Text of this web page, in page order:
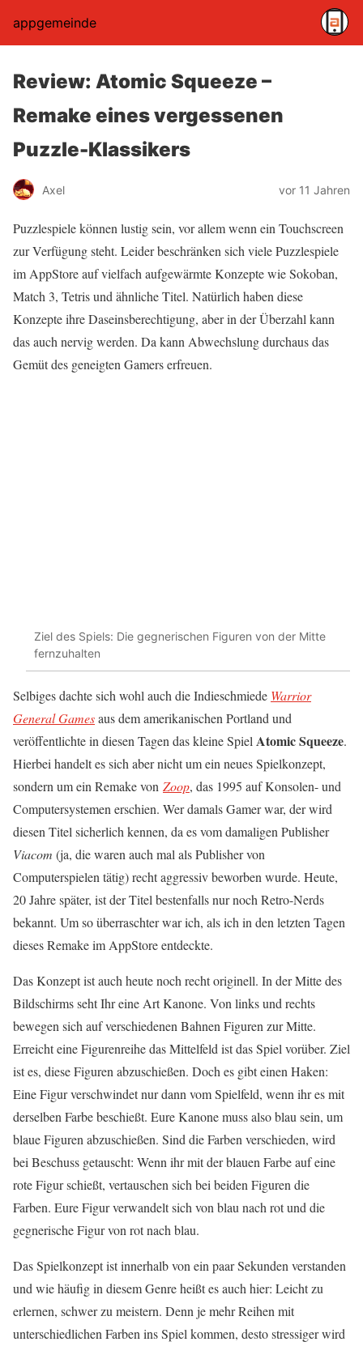
appgemeinde
Review: Atomic Squeeze –
Remake eines vergessenen
Puzzle-Klassikers
Axel vor 11 Jahren
Puzzlespiele können lustig sein, vor allem wenn ein Touchscreen
zur Verfügung steht. Leider beschränken sich viele Puzzlespiele
im AppStore auf vielfach aufgewärmte Konzepte wie Sokoban,
Match 3, Tetris und ähnliche Titel. Natürlich haben diese
Konzepte ihre Daseinsberechtigung, aber in der Überzahl kann
das auch nervig werden. Da kann Abwechslung durchaus das
Gemüt des geneigten Gamers erfreuen.
Ziel des Spiels: Die gegnerischen Figuren von der Mitte
fernzuhalten
Selbiges dachte sich wohl auch die Indieschmiede Warrior
General Gamesaus dem amerikanischen Portland und
veröffentlichte in diesen Tagen das kleine Spiel Atomic Squeeze.
Hierbei handelt es sich aber nicht um ein neues Spielkonzept,
sondern um ein Remake von Zoop, das 1995 auf Konsolen- und
Computersystemen erschien. Wer damals Gamer war, der wird
diesen Titel sicherlich kennen, da es vom damaligen Publisher
Viacom (ja, die waren auch mal als Publisher von
Computerspielen tätig) recht aggressiv beworben wurde. Heute,
20 Jahre später, ist der Titel bestenfalls nur noch Retro-Nerds
bekannt. Um so überraschter war ich, als ich in den letzten Tagen
dieses Remake im AppStore entdeckte.
Das Konzept ist auch heute noch recht originell. In der Mitte des
Bildschirms seht Ihr eine Art Kanone. Von links und rechts
bewegen sich auf verschiedenen Bahnen Figuren zur Mitte.
Erreicht eine Figurenreihe das Mittelfeld ist das Spiel vorüber. Ziel
ist es, diese Figuren abzuschießen. Doch es gibt einen Haken:
Eine Figur verschwindet nur dann vom Spielfeld, wenn ihr es mit
derselben Farbe beschießt. Eure Kanone muss also blau sein, um
blaue Figuren abzuschießen. Sind die Farben verschieden, wird
bei Beschuss getauscht: Wenn ihr mit der blauen Farbe auf eine
rote Figur schießt, vertauschen sich bei beiden Figuren die
Farben. Eure Figur verwandelt sich von blau nach rot und die
gegnerische Figur von rot nach blau.
Das Spielkonzept ist innerhalb von ein paar Sekunden verstanden
und wie häufig in diesem Genre heißt es auch hier: Leicht zu
erlernen, schwer zu meistern. Denn je mehr Reihen mit
unterschiedlichen Farben ins Spiel kommen, desto stressiger wird